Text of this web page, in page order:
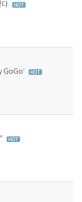
GoGo’